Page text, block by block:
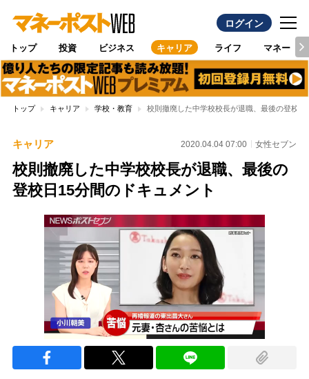
ログイン
トップ 投資 ビジネス キャリア ライフ マネー
トップ キャリア 学校・教育 校則撤廃した中学校校長が退職、最後の登校日
キャリア 2020.04.04 07:00 女性セブン
校則撤廃した中学校校長が退職、最後の
登校日15分間のドキュメント